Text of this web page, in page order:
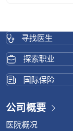
部）出现疼痛、麻
盘突出部位和神经
时治疗，症状会随
突出症的病因 椎
体格检查开始。其
早期椎间盘突出
情在六个月内没有
障碍、行走困难或
行内镜下椎间盘切
寻找医生
探索职业
国际保险
公司概要
医院概况